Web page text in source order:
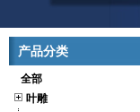
产品分类
全部
叶雕